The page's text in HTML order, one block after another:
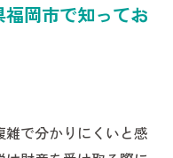
岡市で知ってお
で分かりにくいと感